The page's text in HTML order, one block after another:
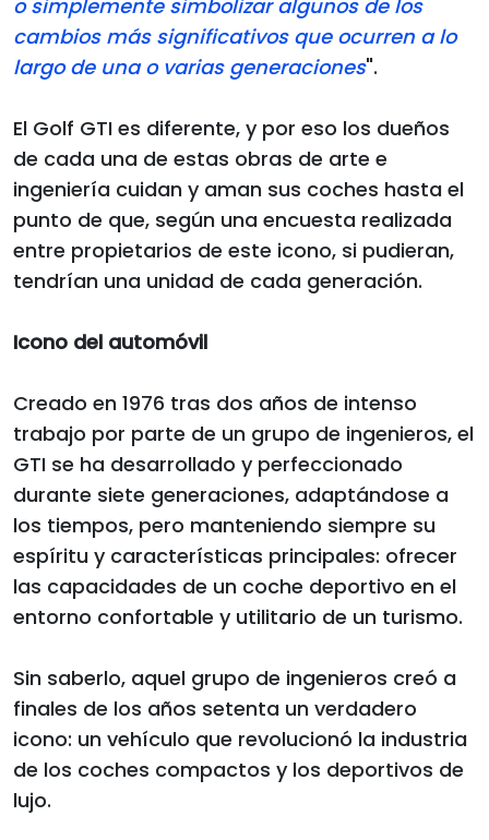
o simplemente simbolizar algunos de los
cambios más significativos que ocurren a lo
largo de una o varias generaciones".
El Golf GTI es diferente, y por eso los dueños
de cada una de estas obras de arte e
ingeniería cuidan y aman sus coches hasta el
punto de que, según una encuesta realizada
entre propietarios de este icono, si pudieran,
tendrían una unidad de cada generación.
Icono del automóvil
Creado en 1976 tras dos años de intenso
trabajo por parte de un grupo de ingenieros, el
GTI se ha desarrollado y perfeccionado
durante siete generaciones, adaptándose a
los tiempos, pero manteniendo siempre su
espíritu y características principales: ofrecer
las capacidades de un coche deportivo en el
entorno confortable y utilitario de un turismo.
Sin saberlo, aquel grupo de ingenieros creó a
finales de los años setenta un verdadero
icono: un vehículo que revolucionó la industria
de los coches compactos y los deportivos de
lujo.